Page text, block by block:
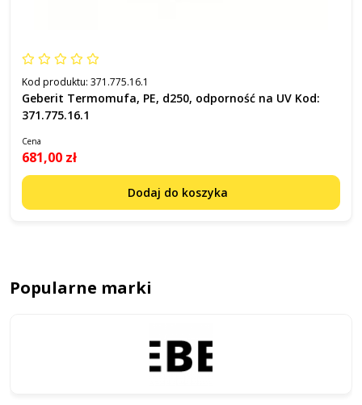
Kod produktu: 371.775.16.1
Geberit Termomufa, PE, d250, odporność na UV Kod:
371.775.16.1
Cena
681,00 zł
Dodaj do koszyka
Popularne marki